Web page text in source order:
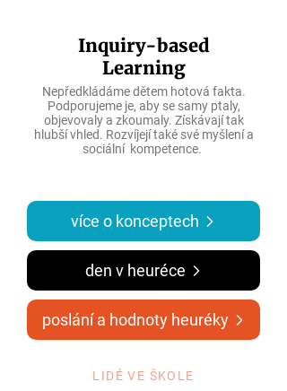
Inquiry-based
Learning
Nepředkládáme dětem hotová fakta.
Podporujeme je, aby se samy ptaly,
objevovaly a zkoumaly. Získávají tak
hlubší vhled. Rozvíjejí také své myšlení a
sociální kompetence.
více o konceptech
den v heuréce
poslání a hodnoty heuréky
LIDÉ VE ŠKOLE